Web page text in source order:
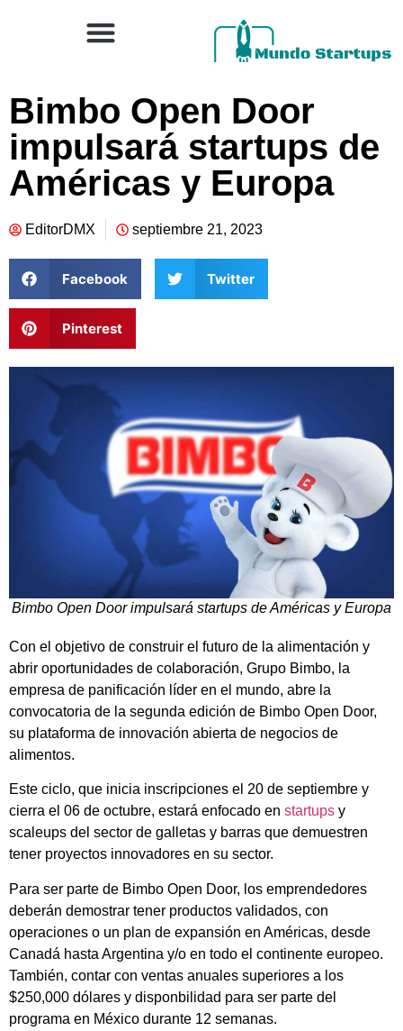
Bimbo Open Door
impulsará startups de
Américas y Europa
EditorDMX septiembre 21, 2023
Facebook Twitter
Pinterest
Bimbo Open Door impulsará startups de Américas y Europa
Con el objetivo de construir el futuro de la alimentación y
abrir oportunidades de colaboración, Grupo Bimbo, la
empresa de panificación líder en el mundo, abre la
convocatoria de la segunda edición de Bimbo Open Door,
su plataforma de innovación abierta de negocios de
alimentos.
Este ciclo, que inicia inscripciones el 20 de septiembre y
cierra el 06 de octubre, estará enfocado en startups y
scaleups del sector de galletas y barras que demuestren
tener proyectos innovadores en su sector.
Para ser parte de Bimbo Open Door, los emprendedores
deberán demostrar tener productos validados, con
operaciones o un plan de expansión en Américas, desde
Canadá hasta Argentina y/o en todo el continente europeo.
También, contar con ventas anuales superiores a los
$250,000 dólares y disponbilidad para ser parte del
programa en México durante 12 semanas.